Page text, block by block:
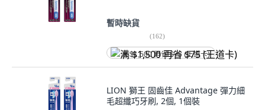
暫時缺貨
(162)
满 $1,500 再省 $75 (王道卡)
LION 獅王 固齒佳 Advantage 彈力細
毛超纖巧牙刷, 2個, 1個裝